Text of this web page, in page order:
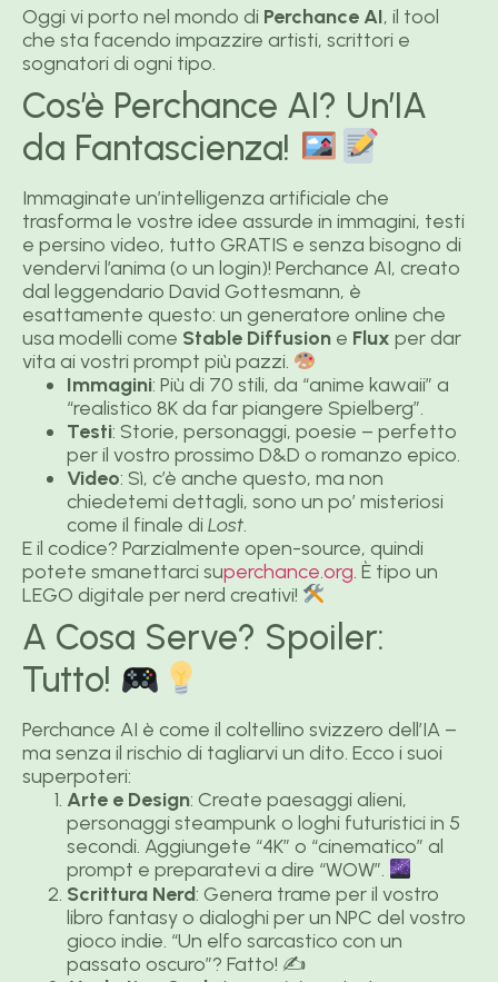
Oggi vi porto nel mondo di Perchance AI, il tool
che sta facendo impazzire artisti, scrittori e
sognatori di ogni tipo.
Cos’è Perchance AI? Un’IA
da Fantascienza!
Immaginate un’intelligenza artificiale che
trasforma le vostre idee assurde in immagini, testi
e persino video, tutto GRATIS e senza bisogno di
vendervi l’anima (o un login)! Perchance AI, creato
dal leggendario David Gottesmann, è
esattamente questo: un generatore online che
usa modelli come Stable Diffusion e Flux per dar
vita ai vostri prompt più pazzi.
Immagini: Più di 70 stili, da “anime kawaii” a
“realistico 8K da far piangere Spielberg”.
Testi: Storie, personaggi, poesie – perfetto
per il vostro prossimo D&D o romanzo epico.
Video: Sì, c’è anche questo, ma non
chiedetemi dettagli, sono un po’ misteriosi
come il finale diLost.
E il codice? Parzialmente open-source, quindi
potete smanettarci superchance.org. È tipo un
LEGO digitale per nerd creativi!
A Cosa Serve? Spoiler:
Tutto!
Perchance AI è come il coltellino svizzero dell’IA –
ma senza il rischio di tagliarvi un dito. Ecco i suoi
superpoteri:
Arte e Design: Create paesaggi alieni,
personaggi steampunk o loghi futuristici in 5
secondi. Aggiungete “4K” o “cinematico” al
prompt e preparatevi a dire “WOW”.
Scrittura Nerd: Genera trame per il vostro
libro fantasy o dialoghi per un NPC del vostro
gioco indie. “Un elfo sarcastico con un
passato oscuro”? Fatto! ✍️